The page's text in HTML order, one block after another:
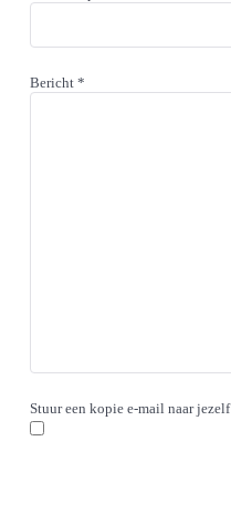
Bericht *
Stuur een kopie e-mail naar jezelf